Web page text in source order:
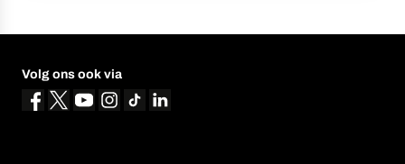
Volg ons ook via